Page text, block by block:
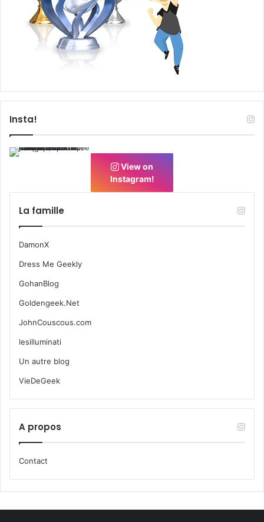
Insta!
View on
Instagram!
La famille
DamonX
Dress Me Geekly
GohanBlog
Goldengeek.Net
JohnCouscous.com
lesilluminati
Un autre blog
VieDeGeek
A propos
Contact